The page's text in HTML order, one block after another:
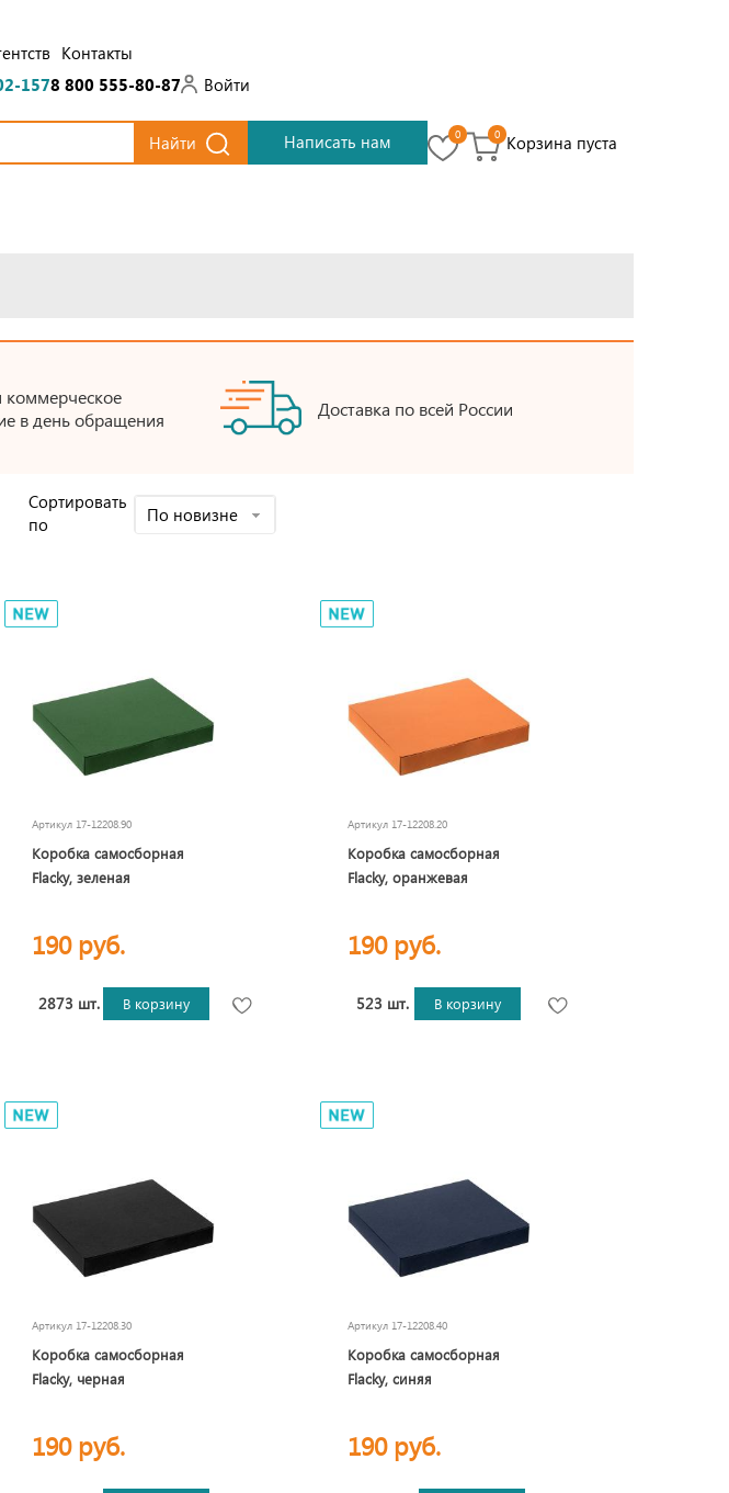
Контакты
1578 800 555-80-87 Войти
Найти Написать нам 0 0 Корзина пуста
в день обращения
Доставка по всей России
Cортировать
по
По новизне
Артикул 17-12208.90
Коробка самосборная
Flacky, зеленая
190 руб.
2873 шт. В корзину
Артикул 17-12208.20
Коробка самосборная
Flacky, оранжевая
190 руб.
523 шт. В корзину
Артикул 17-12208.30
Коробка самосборная
Flacky, черная
190 руб.
Артикул 17-12208.40
Коробка самосборная
Flacky, синяя
190 руб.